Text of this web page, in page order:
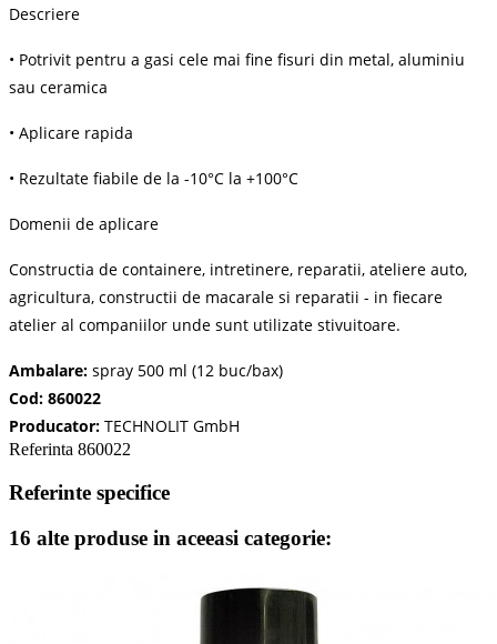
Descriere
• Potrivit pentru a gasi cele mai fine fisuri din metal, aluminiu
sau ceramica
• Aplicare rapida
• Rezultate fiabile de la -10°C la +100°C
Domenii de aplicare
Constructia de containere, intretinere, reparatii, ateliere auto,
agricultura, constructii de macarale si reparatii - in fiecare
atelier al companiilor unde sunt utilizate stivuitoare.
Ambalare: spray 500 ml (12 buc/bax)
Cod: 860022
Producator: TECHNOLIT GmbH
Referinta 860022
Referinte specifice
16 alte produse in aceeasi categorie: